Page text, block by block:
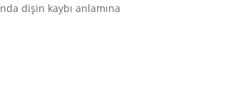
dişin kaybı anlamına